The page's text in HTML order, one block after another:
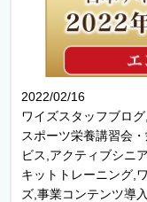
2022/02/16
ワイズスタッフブロ
スポーツ栄養講習会
ビス,アクティブシニ
キットトレーニング,
ズ,事業コンテンツ導